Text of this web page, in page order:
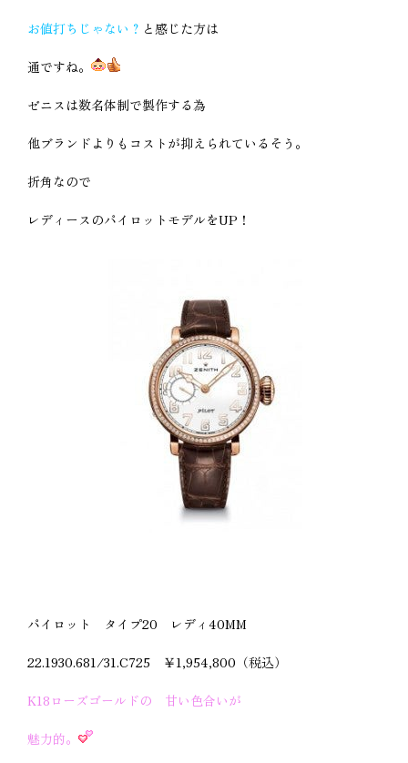
お値打ちじゃない？ と感じた方は
通ですね。
ゼニスは数名体制で製作する為
他ブランドよりもコストが抑えられているそう。
折角なので
レディースのパイロットモデルをUP！
パイロット タイプ20 レディ40MM
22.1930.681/31.C725 ￥1,954,800（税込）
K18ローズゴールドの 甘い色合いが
魅力的。